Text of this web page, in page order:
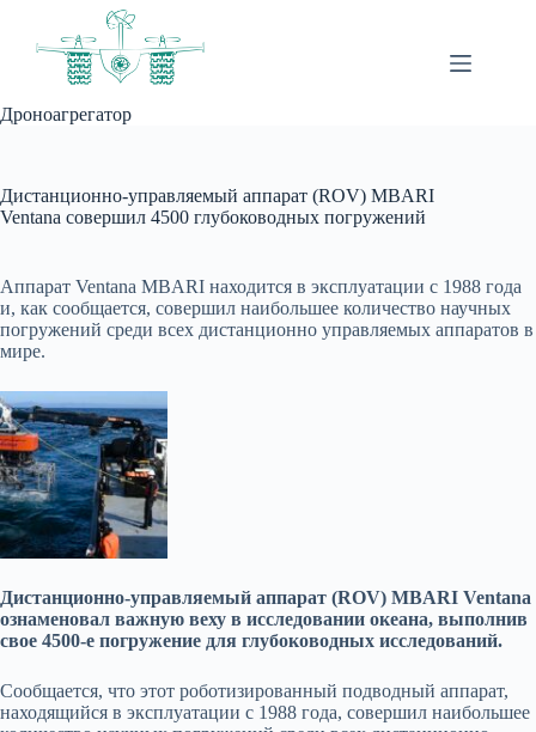
Дроноагрегатор
Дистанционно-управляемый аппарат (ROV) MBARI
Ventana совершил 4500 глубоководных погружений
Аппарат Ventana MBARI находится в эксплуатации с 1988 года
и, как сообщается, совершил наибольшее количество научных
погружений среди всех дистанционно управляемых аппаратов в
мире.
Дистанционно-управляемый аппарат (ROV) MBARI Ventana
ознаменовал важную веху в исследовании океана, выполнив
свое 4500-е погружение для глубоководных исследований.
Сообщается, что этот роботизированный подводный аппарат,
находящийся в эксплуатации с 1988 года, совершил наибольшее